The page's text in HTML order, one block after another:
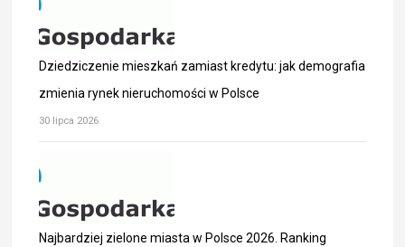
Dziedziczenie mieszkań zamiast kredytu: jak demografia
zmienia rynek nieruchomości w Polsce
30 lipca 2026
Najbardziej zielone miasta w Polsce 2026. Ranking